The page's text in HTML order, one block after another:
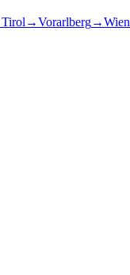
Tirol →Vorarlberg→Wien